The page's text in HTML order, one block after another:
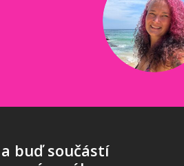
buď součástí